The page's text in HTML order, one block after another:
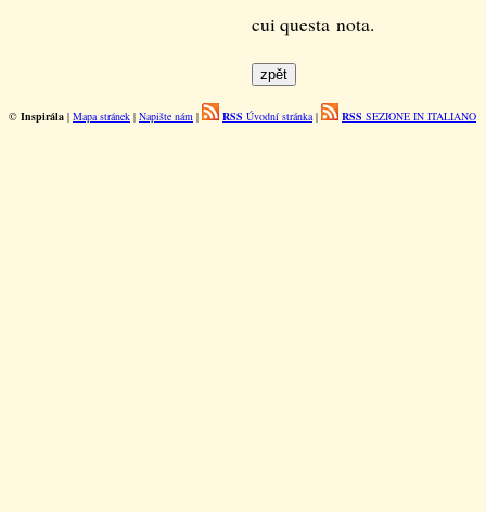
cui questa nota.
© Inspirála | Mapa stránek | Napište nám | RSS Úvodní stránka| RSS SEZIONE IN ITALIANO